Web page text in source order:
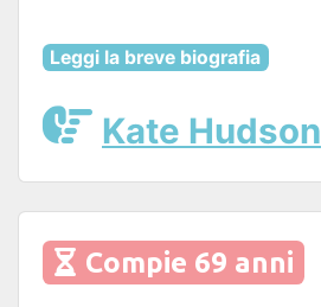
Leggi la breve biografia
Kate Hudson
Compie 69 anni